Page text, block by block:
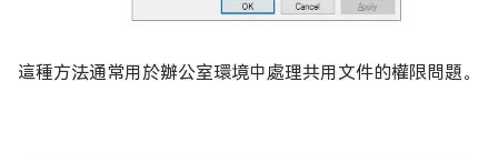
這種方法通常用於辦公室環境中處理共用文件的權限問題。